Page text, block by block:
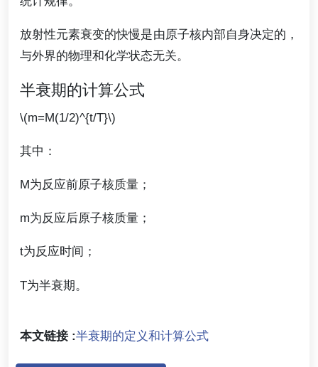
放射性元素衰变的快慢是由原子核内部自身决定的，
与外界的物理和化学状态无关。
半衰期的计算公式
\(m=M(1/2)^{t/T}\)
其中：
M为反应前原子核质量；
m为反应后原子核质量；
t为反应时间；
T为半衰期。
本文链接 :半衰期的定义和计算公式